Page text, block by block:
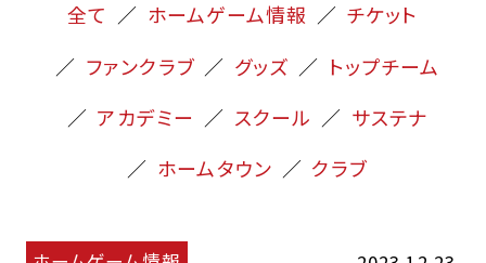
全て ホームゲーム情報
チケット
ファンクラブ
グッズ
トップチーム
アカデミー
スクール
サステナ
ホームタウン
クラブ